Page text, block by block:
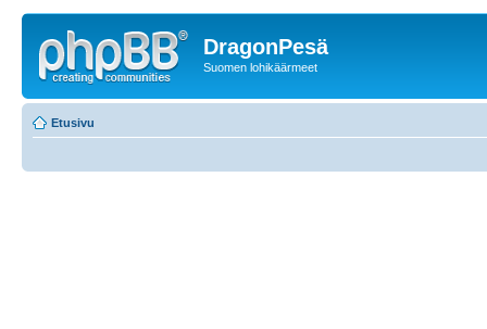
DragonPesä
Suomen lohikäärmeet
Etusivu